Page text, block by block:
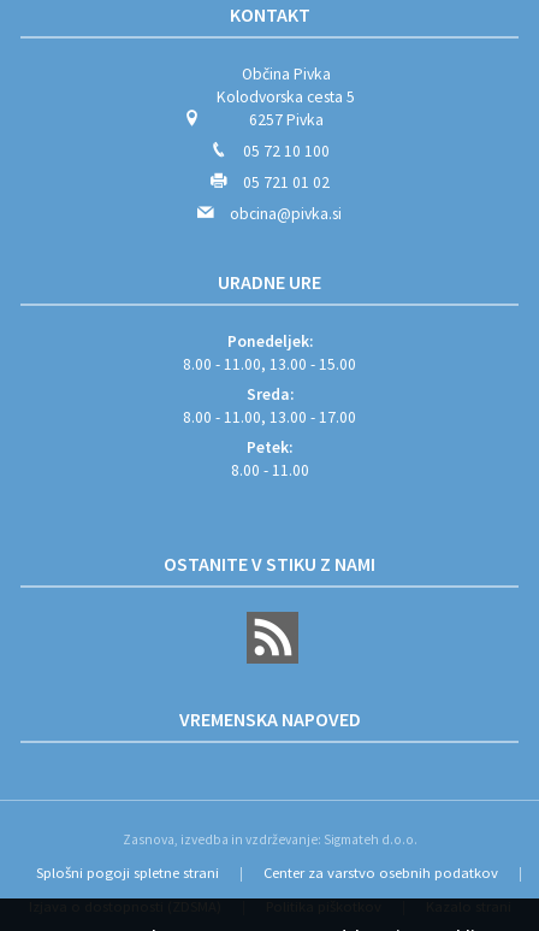
KONTAKT
Občina Pivka
Kolodvorska cesta 5
6257 Pivka
05 72 10 100
05 721 01 02
obcina@pivka.si
URADNE URE
Ponedeljek:
8.00 - 11.00, 13.00 - 15.00
Sreda:
8.00 - 11.00, 13.00 - 17.00
Petek:
8.00 - 11.00
OSTANITE V STIKU Z NAMI
VREMENSKA NAPOVED
Zasnova, izvedba in vzdrževanje: Sigmateh d.o.o.
Splošni pogoji spletne strani | Center za varstvo osebnih podatkov |
Izjava o dostopnosti (ZDSMA) Politika piškotkov Kazalo strani